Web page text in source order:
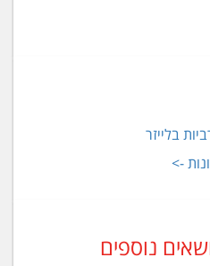
בלייזר
->
נוספים